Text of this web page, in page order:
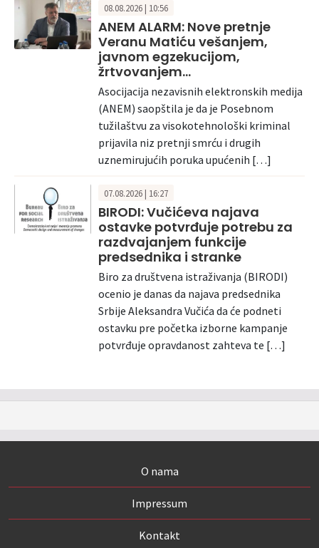
08.08.2026 | 10:56
ANEM ALARM: Nove pretnje
Veranu Matiću vešanjem,
javnom egzekucijom,
žrtvovanjem…
Asocijacija nezavisnih elektronskih medija
(ANEM) saopštila je da je Posebnom
tužilaštvu za visokotehnološki kriminal
prijavila niz pretnji smrću i drugih
uznemirujućih poruka upućenih […]
07.08.2026 | 16:27
BIRODI: Vučićeva najava
ostavke potvrđuje potrebu za
razdvajanjem funkcije
predsednika i stranke
Biro za društvena istraživanja (BIRODI)
ocenio je danas da najava predsednika
Srbije Aleksandra Vučića da će podneti
ostavku pre početka izborne kampanje
potvrđuje opravdanost zahteva te […]
O nama
Impressum
Kontakt